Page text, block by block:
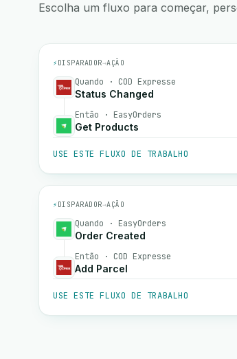
Escolha um fluxo para começar,
⚡ DISPARADOR→AÇÃO
Quando · COD Expresse
Status Changed
Então · EasyOrders
Get Products
USE ESTE FLUXO DE TRABALHO
⚡ DISPARADOR→AÇÃO
Quando · EasyOrders
Order Created
Então · COD Expresse
Add Parcel
USE ESTE FLUXO DE TRABALHO